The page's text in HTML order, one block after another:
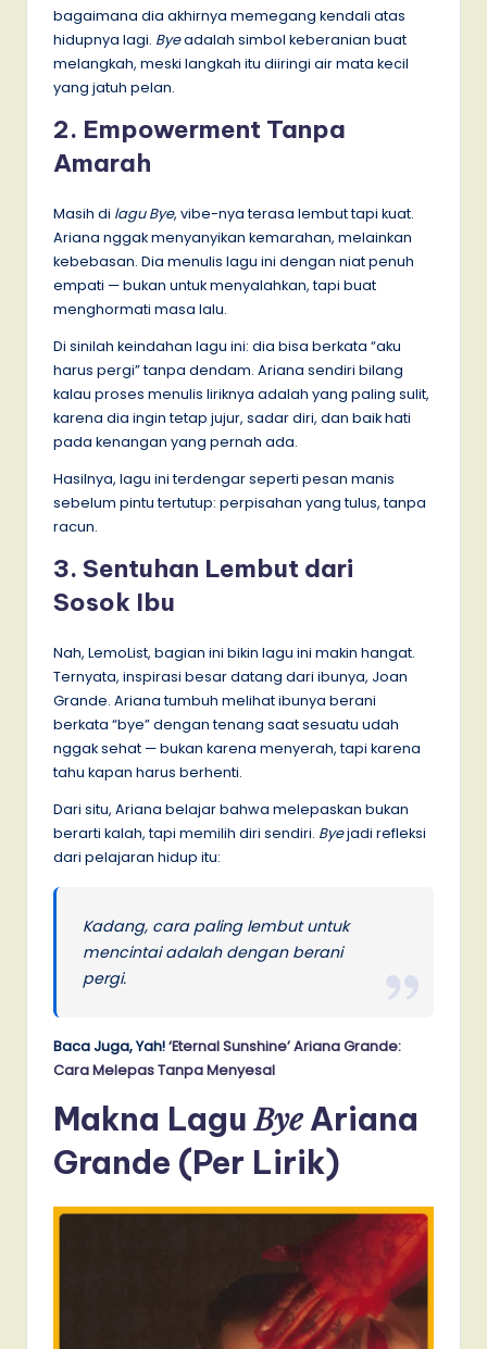
bagaimana dia akhirnya memegang kendali atas
hidupnya lagi. Byeadalah simbol keberanian buat
melangkah, meski langkah itu diiringi air mata kecil
yang jatuh pelan.
2. Empowerment Tanpa
Amarah
Masih di lagu Bye, vibe-nya terasa lembut tapi kuat.
Ariana nggak menyanyikan kemarahan, melainkan
kebebasan. Dia menulis lagu ini dengan niat penuh
empati — bukan untuk menyalahkan, tapi buat
menghormati masa lalu.
Di sinilah keindahan lagu ini: dia bisa berkata “aku
harus pergi” tanpa dendam. Ariana sendiri bilang
kalau proses menulis liriknya adalah yang paling sulit,
karena dia ingin tetap jujur, sadar diri, dan baik hati
pada kenangan yang pernah ada.
Hasilnya, lagu ini terdengar seperti pesan manis
sebelum pintu tertutup: perpisahan yang tulus, tanpa
racun.
3. Sentuhan Lembut dari
Sosok Ibu
Nah, LemoList, bagian ini bikin lagu ini makin hangat.
Ternyata, inspirasi besar datang dari ibunya, Joan
Grande. Ariana tumbuh melihat ibunya berani
berkata “bye” dengan tenang saat sesuatu udah
nggak sehat — bukan karena menyerah, tapi karena
tahu kapan harus berhenti.
Dari situ, Ariana belajar bahwa melepaskan bukan
berarti kalah, tapi memilih diri sendiri. Byejadi refleksi
dari pelajaran hidup itu:
Kadang, cara paling lembut untuk
mencintai adalah dengan berani
pergi.
Baca Juga, Yah!‘Eternal Sunshine’ Ariana Grande:
Cara Melepas Tanpa Menyesal
Makna LaguByeAriana
Grande (Per Lirik)